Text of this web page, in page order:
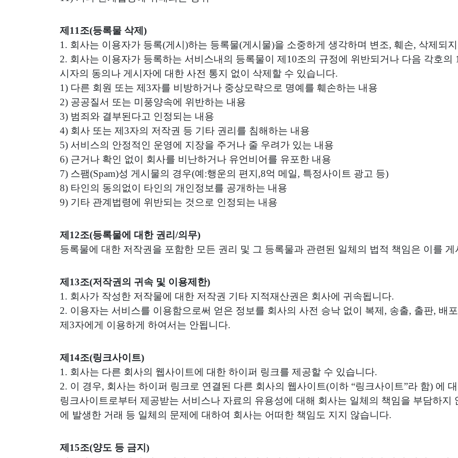
제11조(등록물 삭제)
1. 회사는 이용자가 등록(게시)하는 등록물(게시물)을 소중하게 생각하며 변조, 훼손, 삭제되
2. 회사는 이용자가 등록하는 서비스내의 등록물이 제10조의 규정에 위반되거나 다음 각호
시자의 동의나 게시자에 대한 사전 통지 없이 삭제할 수 있습니다.
1) 다른 회원 또는 제3자를 비방하거나 중상모략으로 명예를 훼손하는 내용
2) 공공질서 또는 미풍양속에 위반하는 내용
3) 범죄와 결부된다고 인정되는 내용
4) 회사 또는 제3자의 저작권 등 기타 권리를 침해하는 내용
5) 서비스의 안정적인 운영에 지장을 주거나 줄 우려가 있는 내용
6) 근거나 확인 없이 회사를 비난하거나 유언비어를 유포한 내용
7) 스팸(Spam)성 게시물의 경우(예:행운의 편지,8억 메일, 특정사이트 광고 등)
8) 타인의 동의없이 타인의 개인정보를 공개하는 내용
9) 기타 관계법령에 위반되는 것으로 인정되는 내용
제12조(등록물에 대한 권리/의무)
등록물에 대한 저작권을 포함한 모든 권리 및 그 등록물과 관련된 일체의 법적 책임은 이를
제13조(저작권의 귀속 및 이용제한)
1. 회사가 작성한 저작물에 대한 저작권 기타 지적재산권은 회사에 귀속됩니다.
2. 이용자는 서비스를 이용함으로써 얻은 정보를 회사의 사전 승낙 없이 복제, 송출, 출판, 배
제3자에게 이용하게 하여서는 안됩니다.
제14조(링크사이트)
1. 회사는 다른 회사의 웹사이트에 대한 하이퍼 링크를 제공할 수 있습니다.
2. 이 경우, 회사는 하이퍼 링크로 연결된 다른 회사의 웹사이트(이하 “링크사이트”라 함) 에
링크사이트로부터 제공받는 서비스나 자료의 유용성에 대해 회사는 일체의 책임을 부담하지
에 발생한 거래 등 일체의 문제에 대하여 회사는 어떠한 책임도 지지 않습니다.
제15조(양도 등 금지)